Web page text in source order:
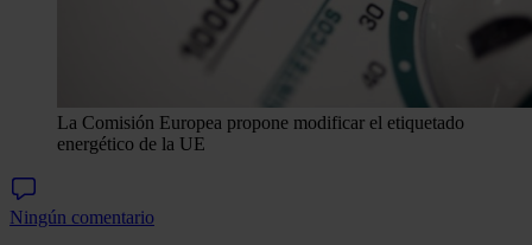
La Comisión Europea propone modificar el etiquetado
energético de la UE
Ningún comentario